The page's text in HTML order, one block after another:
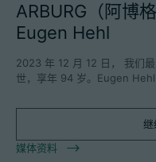
ARBURG（阿博
Eugen Hehl
2023 年 12 月 12 日， 我们
世，享年 94 岁。Eugen
继
媒体资料